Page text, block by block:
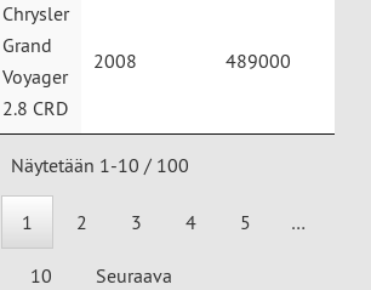
Chrysler
Grand
Voyager
2.8 CRD
2008 489000
Näytetään 1-10 / 100
1 2 3 4 5 …
10 Seuraava